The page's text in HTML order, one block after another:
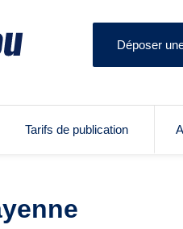
Déposer
Tarifs de publication